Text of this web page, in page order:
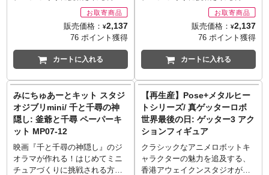
※メーカー在庫品切れの場合、
商品をご用意出来ない場合もご
装など、「ジョーカー」らしさ
がたっぷりで、大砲にたてられ
た布製旗に「第六天魔王」の文
字が印象的です。
※お取り寄せ商品はご注文後出
荷までに1週間前後必要となりま
※メーカー在庫品切れの場合、
商品をご用意出来ない場合もご
ざいます。
■シリーズ名: プレミアムマスタ
ーライン
■製造・発売: 株式会社プライム
1スタジオ
■サイズ: 全高約71cm/全幅約
※こちらは未塗装キットとな
り、塗装は作例サンプルです。
※お取り寄せ商品はご注文後出
荷までに2日から1週間前後必要
となります。
商品をご用意出来ない場合もご
ざいます。
もお奨めのシリーズです♪BOX
のふたの上でミニチュアをつく
ろう！完成するとスタジオジブ
リの世界がコマ送りのようにお
楽しみいただけます。繊細にレ
ーザーカットされた硬質紙を貼
する必要もなく可愛いミニチュ
アが作れます。
販売価格： ¥2,137
76 ポイント獲得
カートに入れる
もお奨めのシリーズです♪BOX
のふたの上でミニチュアをつく
ろう！完成するとスタジオジブ
リの世界がコマ送りのようにお
楽しみいただけます。繊細にレ
ーザーカットされた硬質紙を貼
する必要もなく可愛いミニチュ
アが作れます。
販売価格： ¥2,137
76 ポイント獲得
カートに入れる
みにちゅあーとキット スタジ
オジブリmini/ 千と千尋の神
隠し: 釜爺と千尋 ペーパーキ
ット MP07-12
映画『千と千尋の神隠し』のジ
オラマが作れる！はじめてミニ
チュアづくりに挑戦される方に
【再生産】Pose+メタルヒー
トシリーズ/ 真ゲッターロボ
世界最後の日: ゲッター3 アク
ションフィギュア
クラシックなアニメロボットキ
ャラクターの魅力を追及する、
香港アウェイクンスタジオが放